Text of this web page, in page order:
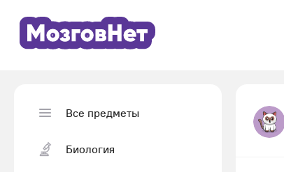
Все предметы
Биология